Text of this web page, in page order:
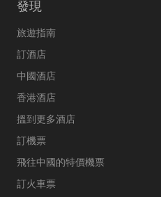
發現
旅遊指南
訂酒店
中國酒店
香港酒店
搵到更多酒店
訂機票
飛往中國的特價機票
訂火車票